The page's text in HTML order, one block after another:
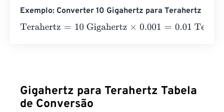
Exemplo: Converter 10 Gigahertz para Terahertz
Terahertz=10 Gigahertz×0.001 =0.01 Terahertz
Gigahertz para Terahertz Tabela
de Conversão